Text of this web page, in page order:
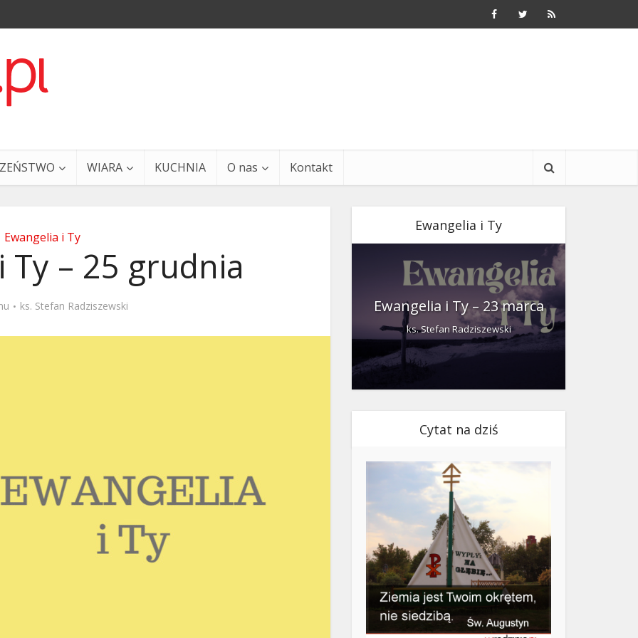
WIARA KUCHNIA O nas Kontakt
Ewangelia i Ty
Ty – 25 grudnia
ks. Stefan Radziszewski
Ewangelia i Ty
i Ty – 29 grudnia Ewangelia i Ty – 23 marca
ks. Stefan Radziszewski
Cytat na dziś